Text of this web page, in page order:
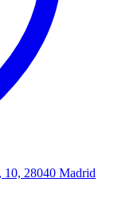
10, 28040 Madrid